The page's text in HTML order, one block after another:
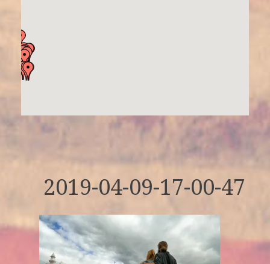
2019-04-09-17-00-47